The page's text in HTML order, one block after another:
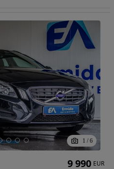
1 / 6
9 990 EUR